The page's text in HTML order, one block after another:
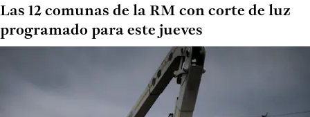
Las 12 comunas de la RM con corte de luz
programado para este jueves